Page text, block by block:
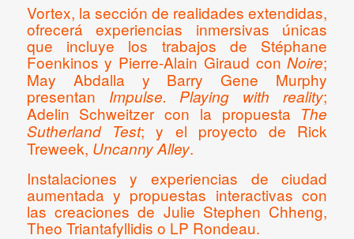
Vortex, la sección de realidades extendidas,
ofrecerá experiencias inmersivas únicas
que incluye los trabajos de Stéphane
Foenkinos y Pierre-Alain Giraud conNoire;
May Abdalla y Barry Gene Murphy
presentan Impulse. Playing with reality;
Adelin Schweitzer con la propuesta The
Sutherland Test; y el proyecto de Rick
Treweek, Uncanny Alley.
Instalaciones y experiencias de ciudad
aumentada y propuestas interactivas con
las creaciones de Julie Stephen Chheng,
Theo Triantafyllidis o LP Rondeau.